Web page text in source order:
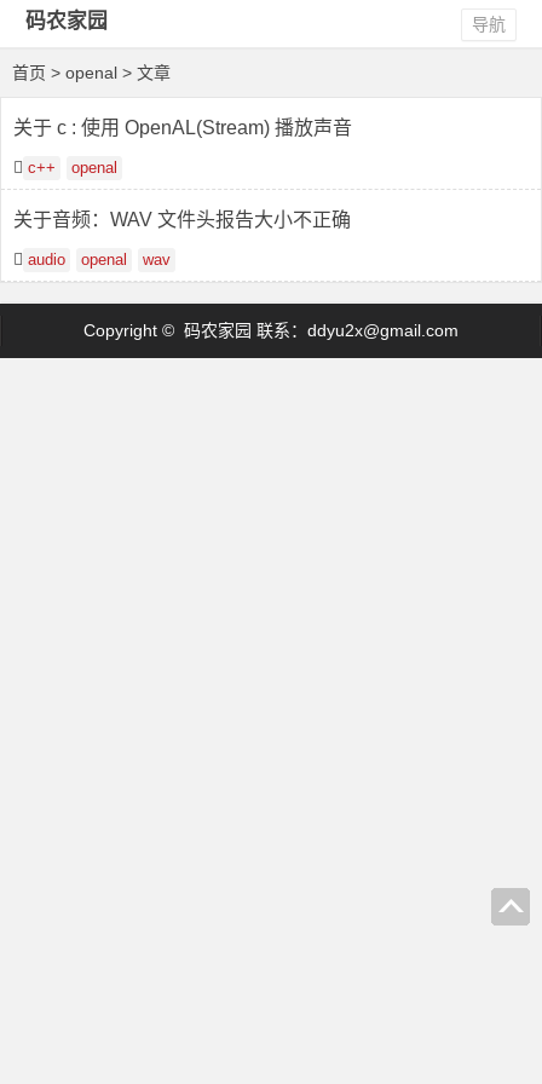
码农家园 导航
首页 > openal > 文章
关于 c : 使用 OpenAL(Stream) 播放声音
c++ openal
关于音频：WAV 文件头报告大小不正确
audio openal wav
Copyright © 码农家园 联系： ddyu2x@gmail.com